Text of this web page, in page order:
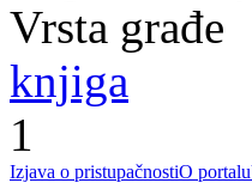
Vrsta građe
knjiga
1
Izjava o pristupačnostiO portalu